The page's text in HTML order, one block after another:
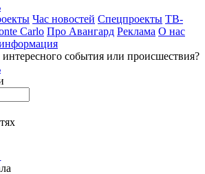
Час новостей Спецпроекты ТВ-
Carlo Про Авангард Реклама О нас
события или происшествия?